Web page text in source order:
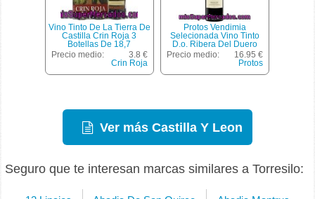
Vino Tinto De La Tierra De
Castilla Crin Roja 3
Botellas De 18,7
Centilitros
Precio medio:
3.8 €
Crin Roja
Protos Vendimia
Selecionada Vino Tinto
D.o. Ribera Del Duero
Botella 75 Cl
Precio medio:
16.95 €
Protos
Ver más Castilla Y Leon
Seguro que te interesan marcas similares a Torresilo: